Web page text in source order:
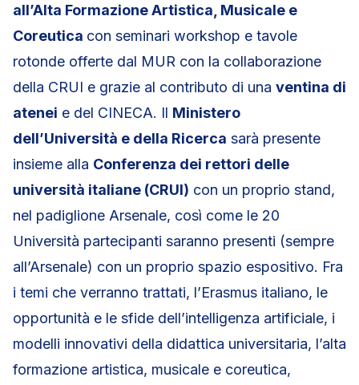
all’Alta Formazione Artistica, Musicale e
Coreutica con seminari workshop e tavole
rotonde offerte dal MUR con la collaborazione
della CRUI e grazie al contributo di una ventina di
atenei e del CINECA. Il Ministero
dell’Università e della Ricerca sarà presente
insieme alla Conferenza dei rettori delle
università italiane (CRUI) con un proprio stand,
nel padiglione Arsenale, così come le 20
Università partecipanti saranno presenti (sempre
all’Arsenale) con un proprio spazio espositivo. Fra
i temi che verranno trattati, l’Erasmus italiano, le
opportunità e le sfide dell’intelligenza artificiale, i
modelli innovativi della didattica universitaria, l’alta
formazione artistica, musicale e coreutica,